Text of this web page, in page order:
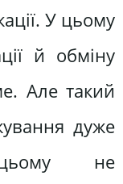
У цьому
й обміну
Але такий
дуже
не